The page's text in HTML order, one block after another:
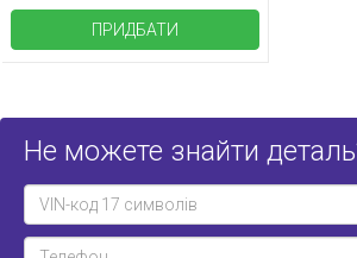
ПРИДБАТИ
Не можете знайти